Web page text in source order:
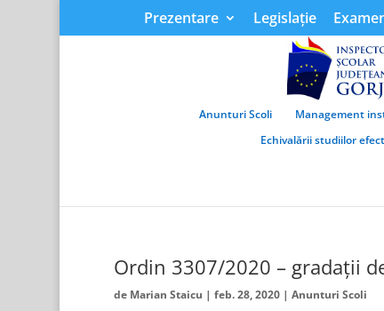
Prezentare Legislație
Anunturi Scoli Management
Echivalării studiilor
Ordin 3307/2020 – gradații
de Marian Staicu | feb. 28, 2020| Anunturi Scoli